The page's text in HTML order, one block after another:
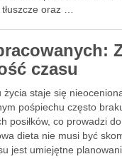
oraz …
czasu
staje się
pośpiechu często
posiłków, co prowadzi
dieta nie musi być
jest umiejętne